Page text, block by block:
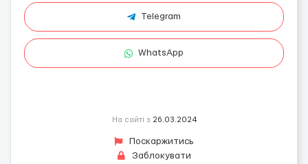
Telegram
WhatsApp
На сайті з 26.03.2024
Поскаржитись
Заблокувати